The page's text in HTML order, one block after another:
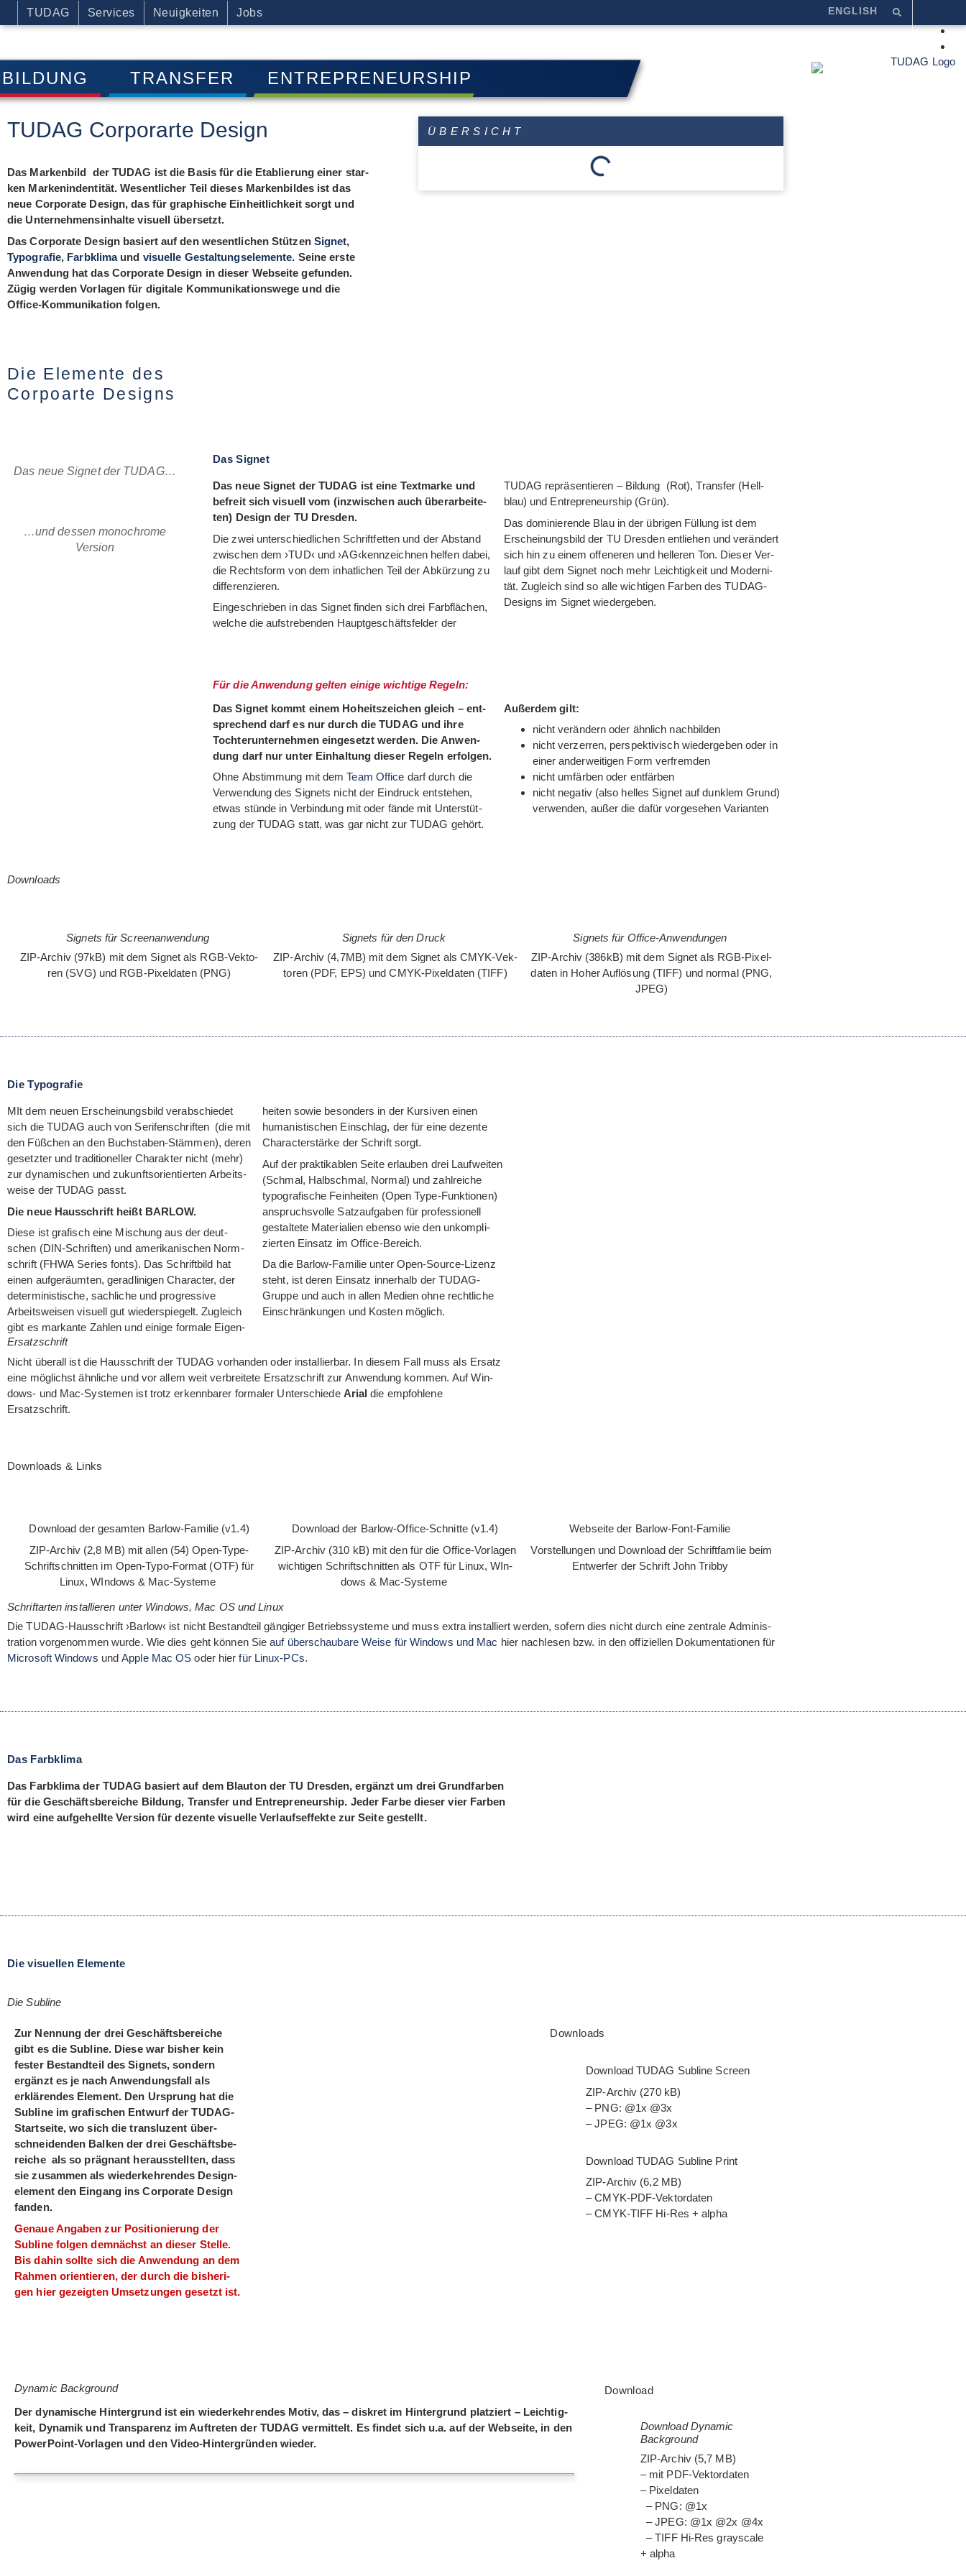
TUDAG Services Neuigkeiten Jobs ENGLISH
BILDUNG TRANSFER ENTREPRENEURSHIP
TUDAG Corporarte Design
Das Mar­ken­bild der TUDAG ist die Basis für die Eta­blie­rung einer star­
ken Mar­kenin­den­ti­tät. Wesent­li­cher Teil die­ses Mar­ken­bil­des ist das
neue Cor­po­rate Design, das für gra­phi­sche Ein­heit­lich­keit sorgt und
die Unter­neh­mens­in­halte visu­ell übersetzt.
Das Cor­po­rate Design basiert auf den wesent­li­chen Stüt­zen Signet,
Typo­gra­fie, Farb­klimaund visu­elle Gestal­tungs­ele­mente. Seine erste
Anwen­dung hat das Cor­po­rate Design in die­ser Web­seite gefun­den.
Zügig wer­den Vor­la­gen für digi­tale Kom­mu­ni­ka­ti­ons­wege und die
Office-Kom­mu­ni­ka­tionfol­gen.
ÜBERSICHT
Die Elemente des
Corpoarte Designs
Das Signet
Das neue Signet der TUDAG ist eine Text­marke und
befreit sich visu­ell vom (inzwi­schen auch über­ar­bei­te­
ten) Design der TU Dresden.
Die zwei unter­schied­li­chen Schrift­fet­ten und der Abstand
zwi­schen dem ›TUD‹ und ›AG‹kennzeichnen hel­fen dabei,
die Rechts­form von dem inh­at­li­chen Teil der Abkür­zung zu
differenzieren.
Ein­ge­schrie­ben in das Signet fin­den sich drei Farb­flä­chen,
wel­che die auf­stre­ben­den Haupt­ge­schäfts­fel­der der
TUDAG reprä­sen­tie­ren – Bil­dung (Rot), Trans­fer (Hell­
blau) und Entre­pre­neur­ship (Grün).
Das domi­nie­rende Blau in der übri­gen Fül­lung ist dem
Erschei­nungs­bild der TU Dres­den ent­lie­hen und ver­än­dert
sich hin zu einem offe­ne­ren und hel­le­ren Ton. Die­ser Ver­
lauf gibt dem Signet noch mehr Leich­tig­keit und Moder­ni­
tät. Zugleich sind so alle wich­ti­gen Far­ben des TUDAG-
Designs im Signet wiedergeben.
Für die Anwendung gelten einige wichtige Regeln:
Das Signet kommt einem Hoheits­zei­chen gleich – ent­
spre­chend darf es nur durch die TUDAG und ihre
Toch­ter­un­ter­neh­men ein­ge­setzt wer­den. Die Anwen­
dung darf nur unter Ein­hal­tung die­ser Regeln erfolgen.
Ohne Abstim­mung mit demTeam Office darf durch die
Ver­wen­dung des Signets nicht der Ein­druck ent­ste­hen,
etwas stünde in Ver­bin­dung mit oder fände mit Unter­stüt­
zung der TUDAG statt, was gar nicht zur TUDAG gehört.
Außer­dem gilt:
nicht ver­än­dern oder ähn­lich nachbilden
nicht ver­zer­ren, per­spek­ti­visch wie­der­ge­ben oder in
einer ander­wei­ti­gen Form verfremden
nicht umfär­ben oder entfärben
nicht nega­tiv (also hel­les Signet auf dunk­lem Grund)
ver­wen­den, außer die dafür vor­ge­se­hen Varianten
Das neue Signet der TUDAG…
…und des­sen mono­chrome
Version
Downloads
Signets für Screenanwendung
ZIP-Archiv (97kB) mit dem Signet als RGB-Vek­to­
ren (SVG) und RGB-Pixel­da­ten (PNG)
Signets für den Druck
ZIP-Archiv (4,7MB) mit dem Signet als CMYK-Vek­
to­ren (PDF, EPS) und CMYK-Pixel­da­ten (TIFF)
Signets für Office-Anwendungen
ZIP-Archiv (386kB) mit dem Signet als RGB-Pixel­
da­ten in Hoher Auf­lö­sung (TIFF) und nor­mal (PNG,
JPEG)
Die Typografie
MIt dem neuen Erschei­nungs­bild ver­ab­schie­det
sich die TUDAG auch von Seri­fen­schrif­ten (die mit
den Füß­chen an den Buch­sta­ben-Stäm­men), deren
gesetz­ter und tra­di­tio­nel­ler Cha­rak­ter nicht (mehr)
zur dyna­mi­schen und zukunfts­ori­en­tier­ten Arbeits­
weise der TUDAG passt.
Die neue Haus­schrift heißt BARLOW.
Diese ist gra­fisch eine Mischung aus der deut­
schen (DIN-Schrif­ten) und ame­ri­ka­ni­schen Norm­
schrift (FHWA Series fonts). Das Schrift­bild hat
einen auf­ge­räum­ten, gerad­li­ni­gen Cha­rac­ter, der
deter­mi­nis­ti­sche, sach­li­che und pro­gres­sive
Arbeits­wei­sen visu­ell gut wie­der­spie­gelt. Zugleich
gibt es mar­kante Zah­len und einige for­male Eigen­
hei­ten sowie beson­ders in der Kur­si­ven einen
huma­nis­ti­schen Ein­schlag, der für eine dezente
Cha­rac­ter­stärke der Schrift sorgt.
Auf der prak­ti­ka­blen Seite erlau­ben drei Lauf­wei­ten
(Schmal, Halb­schmal, Nor­mal) und zahl­rei­che
typo­gra­fi­sche Fein­hei­ten (Open Type-Funk­tio­nen)
anspruchs­volle Satz­auf­ga­ben für pro­fes­sio­nell
gestal­tete Mate­ria­lien ebenso wie den unkom­pli­
zier­ten Ein­satz im Office-Bereich.
Da die Bar­low-Fami­lie unter Open-Source-Lizenz
steht, ist deren Ein­satz inner­halb der TUDAG-
Gruppe und auch in allen Medien ohne recht­li­che
Ein­schrän­kun­gen und Kos­ten möglich.
Ersatzschrift
Nicht über­all ist die Haus­schrift der TUDAG vor­han­den oder instal­lier­bar. In die­sem Fall muss als Ersatz
eine mög­lichst ähn­li­che und vor allem weit ver­brei­tete Ersatz­schrift zur Anwen­dung kom­men. Auf Win­
dows- und Mac-Sys­te­men ist trotz erkenn­ba­rer for­ma­ler Unter­schiede Arial die emp­foh­lene
Ersatzschrift.
Downloads & Links
Down­load der gesam­ten Bar­low-Fami­lie (v1.4)
ZIP-Archiv (2,8 MB) mit allen (54) Open-Type-
Schrift­schnit­ten im Open-Typo-For­mat (OTF) für
Linux, WIn­dows & Mac-Systeme
Down­load der Bar­low-Office-Schnitte (v1.4)
ZIP-Archiv (310 kB) mit den für die Office-Vor­la­gen
wich­ti­gen Schrift­schnit­ten als OTF für Linux, WIn­
dows & Mac-Systeme
Web­seite der Barlow-Font-Familie
Vor­stel­lun­gen und Down­load der Schrift­fam­lie beim
Ent­wer­fer der Schrift John Tribby
Schriftarten installieren unter Windows, Mac OS und Linux
Die TUDAG-Haus­schrift ›Bar­low‹ ist nicht Bestand­teil gän­gi­ger Betriebs­sys­teme und muss extra instal­liert wer­den, sofern dies nicht durch eine zen­trale Admi­nis­
tra­tion vor­ge­nom­men wurde. Wie dies geht kön­nen Sieauf über­schau­bare Weise für Win­dows und Mac hier nach­le­sen bzw. in den offi­zi­el­len Doku­men­ta­tio­nen für
Micro­soft Win­dows undApple Mac OS oder hierfür Linux-PCs.
Das Farbklima
Das Farb­klima der TUDAG basiert auf dem Blau­ton der TU Dres­den, ergänzt um drei Grund­far­ben
für die Geschäfts­be­rei­che Bil­dung, Trans­fer und Entre­pre­neur­ship. Jeder Farbe die­ser vier Far­ben
wird eine auf­ge­hellte Ver­sion für dezente visu­elle Ver­laufs­ef­fekte zur Seite gestellt.
Die visuellen Elemente
Die Subline
Zur Nen­nung der drei Geschäfts­be­rei­che
gibt es die Sub­line. Diese war bis­her kein
fes­ter Bestand­teil des Signets, son­dern
ergänzt es je nach Anwen­dungs­fall als
erklä­ren­des Ele­ment. Den Ursprung hat die
Sub­line im gra­fi­schen Ent­wurf der TUDAG-
Start­seite, wo sich die trans­lu­zent über­
schnei­den­den Bal­ken der drei Geschäfts­be­
rei­che als so prä­gnant her­aus­stell­ten, dass
sie zusam­men als wie­der­keh­ren­des Design­
ele­ment den Ein­gang ins Cor­po­rate Design
fanden.
Genaue Anga­ben zur Posi­tio­nie­rung der
Sub­line fol­gen dem­nächst an die­ser Stelle.
Bis dahin sollte sich die Anwen­dung an dem
Rah­men ori­en­tie­ren, der durch die bis­he­ri­
gen hier gezeig­ten Umset­zun­gen gesetzt ist.
Downloads
Down­load TUDAG Sub­line Screen
ZIP-Archiv (270 kB)
– PNG: @1x @3x
– JPEG: @1x @3x
Down­load TUDAG Sub­line Print
ZIP-Archiv (6,2 MB)
– CMYK-PDF-Vektordaten
– CMYK-TIFF Hi-Res + alpha
Dynamic Background
Der dyna­mi­sche Hin­ter­grund ist ein wie­der­keh­ren­des Motiv, das – dis­kret im Hin­ter­grund plat­ziert – Leich­tig­
keit, Dyna­mik und Trans­pa­renz im Auf­tre­ten der TUDAG ver­mit­telt. Es fin­det sich u.a. auf der Web­seite, in den
Power­Point-Vor­la­gen und den Video-Hin­ter­grün­den wieder.
Download
Download Dynamic
Background
ZIP-Archiv (5,7 MB)
– mit PDF-Vektordaten
– Pixeldaten
– PNG: @1x
– JPEG: @1x @2x @4x
– TIFF Hi-Res grayscale
+ alpha